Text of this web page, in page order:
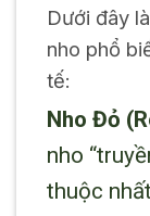
Dưới đây
nho phổ
tế:
Nho Đỏ
nho
thuộc